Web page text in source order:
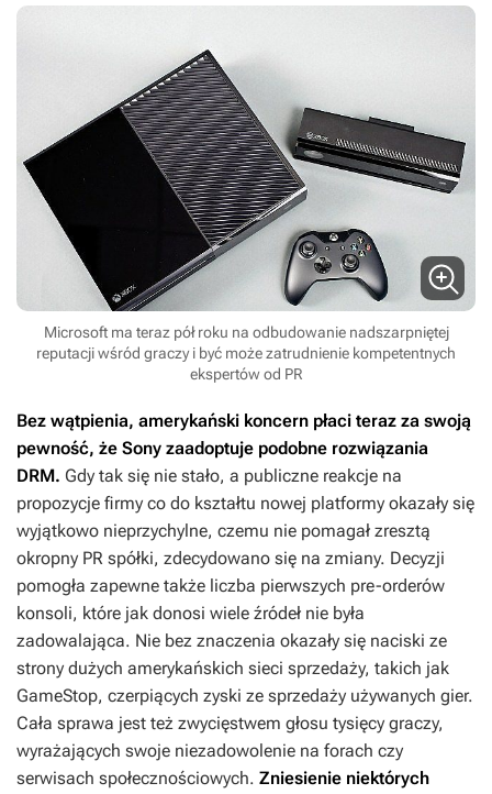
Microsoft ma teraz pół roku na odbudowanie nadszarpniętej
reputacji wśród graczy i być może zatrudnienie kompetentnych
ekspertów od PR
Bez wątpienia, amerykański koncern płaci teraz za swoją
pewność, że Sony zaadoptuje podobne rozwiązania
DRM. Gdy tak się nie stało, a publiczne reakcje na
propozycje firmy co do kształtu nowej platformy okazały się
wyjątkowo nieprzychylne, czemu nie pomagał zresztą
okropny PR spółki, zdecydowano się na zmiany. Decyzji
pomogła zapewne także liczba pierwszych pre-orderów
konsoli, które jak donosi wiele źródeł nie była
zadowalająca. Nie bez znaczenia okazały się naciski ze
strony dużych amerykańskich sieci sprzedaży, takich jak
GameStop, czerpiących zyski ze sprzedaży używanych gier.
Cała sprawa jest też zwycięstwem głosu tysięcy graczy,
wyrażających swoje niezadowolenie na forach czy
serwisach społecznościowych. Zniesienie niektórych